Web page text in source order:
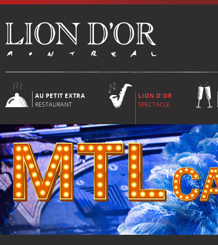
AU PETIT EXTRA
RESTAURANT
LION D'OR
SPECTACLE